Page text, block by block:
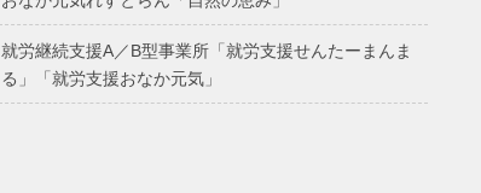
就労継続支援A／B型事業所「就労支援せんたーまんま
る」「就労支援おなか元気」